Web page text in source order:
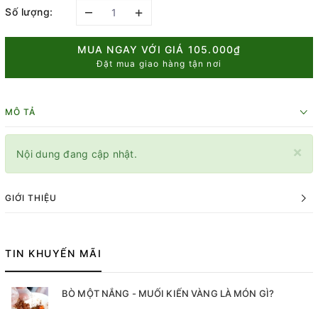
Số lượng: – +
MUA NGAY VỚI GIÁ 105.000₫
Đặt mua giao hàng tận nơi
MÔ TẢ
×
Nội dung đang cập nhật.
GIỚI THIỆU
TIN KHUYẾN MÃI
BÒ MỘT NẮNG - MUỐI KIẾN VÀNG LÀ MÓN GÌ?